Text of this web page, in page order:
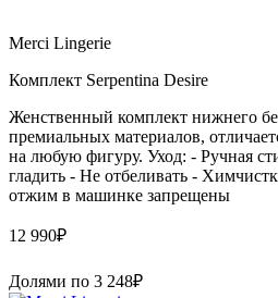
Merci Lingerie
Комплект Serpentina Desire
Женственный комплект нижнего
премиальных материалов,
на любую фигуру. Уход: - Ручная
гладить - Не отбеливать -
отжим в машинке запрещены
12 990₽
Долями по 3 248₽